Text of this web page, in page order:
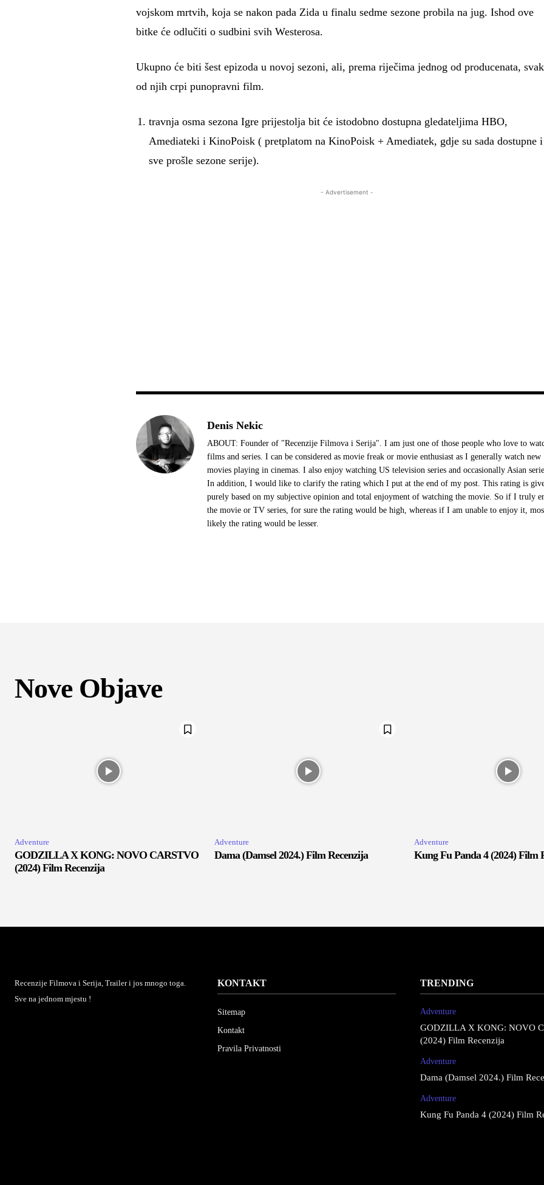
vojskom mrtvih, koja se nakon pada Zida u finalu sedme sezone probila na jug. Ishod ove
bitke će odlučiti o sudbini svih Westerosa.
Ukupno će biti šest epizoda u novoj sezoni, ali, prema riječima jednog od producenata,
od njih crpi punopravni film.
travnja osma sezona Igre prijestolja bit će istodobno dostupna gledateljima HBO,
Amediateki i KinoPoisk ( pretplatom na KinoPoisk + Amediatek, gdje su sada dostupne i
sve prošle sezone serije).
- Advertisement -
Denis Nekic
ABOUT: Founder of "Recenzije Filmova i Serija". I am just one of those people who love to
films and series. I can be considered as movie freak or movie enthusiast as I generally watch new
movies playing in cinemas. I also enjoy watching US television series and occasionally Asian
In addition, I would like to clarify the rating which I put at the end of my post. This rating is
purely based on my subjective opinion and total enjoyment of watching the movie. So if I truly
the movie or TV series, for sure the rating would be high, whereas if I am unable to enjoy it,
likely the rating would be lesser.
Nove Objave
Adventure
GODZILLA X KONG: NOVO CARSTVO
(2024) Film Recenzija
Adventure
Dama (Damsel 2024.) Film Recenzija
Adventure
Kung Fu Panda 4 (2024) Film
Recenzije Filmova i Serija, Trailer i jos mnogo toga.
Sve na jednom mjestu !
KONTAKT
Sitemap
Kontakt
Pravila Privatnosti
TRENDING
Adventure
GODZILLA X KONG: NOVO
(2024) Film Recenzija
Adventure
Dama (Damsel 2024.) Film
Adventure
Kung Fu Panda 4 (2024) Film